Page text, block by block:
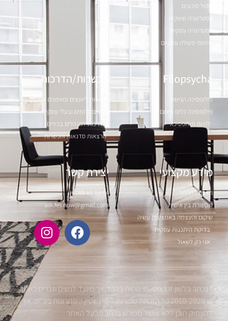
ניהול סיכונים
אסטרטגיה שיווקית
אסטרטגיה עסקית
שיתופי פעולה עסקיים
Filopsycha
פילופסיכה הגישה
פילופסיכה כלים ויישום
להיות פילופסיכאי
הכשרות/הדרכות
הכשרות ליועצים ומאמנים עסקיים
קורסים ליזמים ובעלי עסקים
הדרכות למנהלים בכירים
הרצאות סדנאות והכשרות
מידע מקצועי
האדם כמכלול
תקשורת בין אישית
שיקום והעצמה באמצעות עשיה
בדיקת היתכנות עסקית
אני רק לשאול
יצירת קשר
088-65-63-64
ask.fes.now@gmail.com
* נכתב בלשון זכר מטעמי נוחות בלבד,אך מיועד לנשים וגברים כאחד
© 2010-2020 כל הזכויות שמורות – פיינשטיין י. פתרונות בע''מ. אין
להעתיק תוכן ללא אישור מפורש בכתב מבעל האתר